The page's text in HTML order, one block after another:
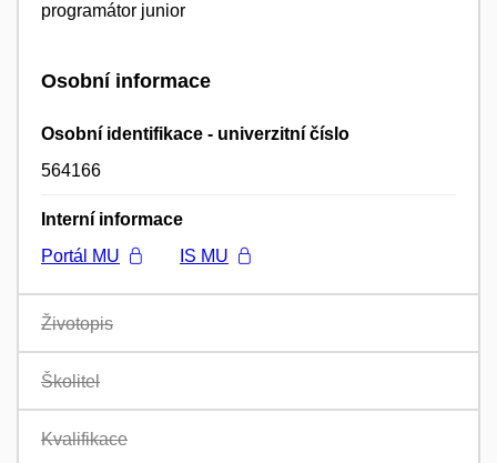
programátor junior
Osobní informace
Osobní identifikace - univerzitní číslo
564166
Interní informace
Portál MU
IS MU
Životopis
Školitel
Kvalifikace